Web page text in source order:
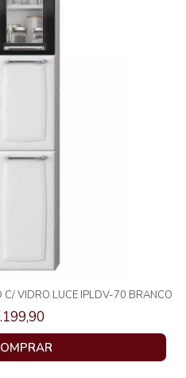
C/ VIDRO LUCE IPLDV-70 BRANCO
1248